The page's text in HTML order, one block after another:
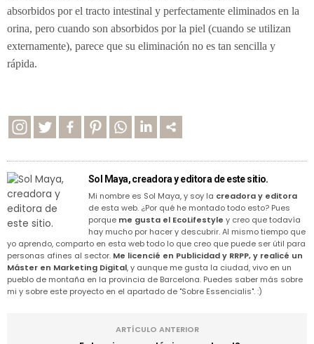
absorbidos por el tracto intestinal y perfectamente eliminados en la
orina, pero cuando son absorbidos por la piel (cuando se utilizan
externamente), parece que su eliminación no es tan sencilla y
rápida.
Sol Maya, creadora y editora de este sitio.
Mi nombre es Sol Maya, y soy la creadora y editora
de esta web. ¿Por qué he montado todo esto? Pues
porque me gusta el EcoLifestyle y creo que todavía
hay mucho por hacer y descubrir. Al mismo tiempo que
yo aprendo, comparto en esta web todo lo que creo que puede ser útil para
personas afines al sector. Me licencié en Publicidad y RRPP, y realicé un
Máster en Marketing Digital, y aunque me gusta la ciudad, vivo en un
pueblo de montaña en la provincia de Barcelona. Puedes saber más sobre
mi y sobre este proyecto en el apartado de "Sobre Essencialis". :)
ARTÍCULO ANTERIOR